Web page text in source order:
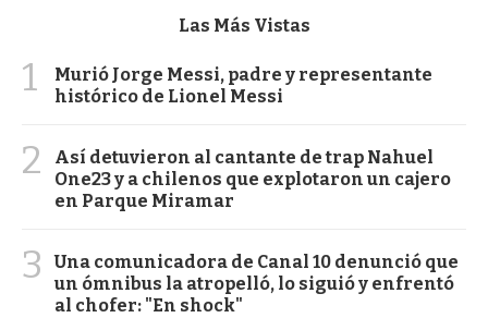
Las Más Vistas
1
Murió Jorge Messi, padre y representante
histórico de Lionel Messi
2
Así detuvieron al cantante de trap Nahuel
One23 y a chilenos que explotaron un cajero
en Parque Miramar
3
Una comunicadora de Canal 10 denunció que
un ómnibus la atropelló, lo siguió y enfrentó
al chofer: "En shock"